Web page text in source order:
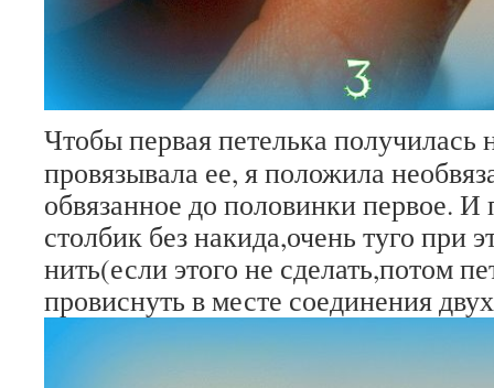
Чтобы первая петелька получилась
провязывала ее, я положила
обвязанное до половинки первое.
столбик без накида,очень туго при
нить(если этого не сделать,потом
провиснуть в месте соединения